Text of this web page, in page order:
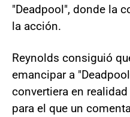
"Deadpool", donde la
la acción.
Reynolds consiguió
emancipar a
convertiera en
para el que un